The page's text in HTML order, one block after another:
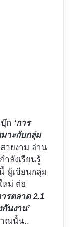
ก ‘การ
มาะกับกลุ่ม
วยงาม อ่าน
ำลังเรียนรู้
ผู้เขียนกลุ่ม
หม่ ต่อ
ารตลาด 2.1
นงาน’
าณนั้น..